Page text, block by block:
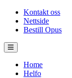
Kontakt oss
Nettside
Bestill Opus
Home
Helfo